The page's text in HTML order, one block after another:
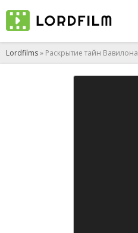
Lordfilms» Раскрытие тайн Вавилона